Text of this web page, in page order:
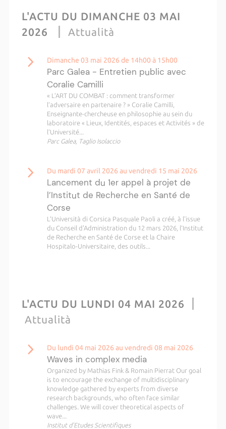
L'ACTU DU DIMANCHE 03 MAI
2026
Attualità
Dimanche 03 mai 2026 de 14h00 à 15h00
Parc Galea - Entretien public avec
Coralie Camilli
« L’ART DU COMBAT : comment transformer
l’adversaire en partenaire ? » Coralie Camilli,
Enseignante-chercheuse en philosophie au sein du
laboratoire « Lieux, Identités, espaces et Activités » de
l’Université...
Parc Galea, Taglio Isolaccio
Du mardi 07 avril 2026 au vendredi 15 mai 2026
Lancement du 1er appel à projet de
l’Institut de Recherche en Santé de
Corse
L’Università di Corsica Pasquale Paoli a créé, à l'issue
du Conseil d'Administration du 12 mars 2026, l’Institut
de Recherche en Santé de Corse et la Chaire
Hospitalo-Universitaire, des outils...
L'ACTU DU LUNDI 04 MAI 2026
Attualità
Du lundi 04 mai 2026 au vendredi 08 mai 2026
Waves in complex media
Organized by Mathias Fink & Romain Pierrat Our goal
is to encourage the exchange of multidisciplinary
knowledge gathered by experts from diverse
research backgrounds, who often face similar
challenges. We will cover theoretical aspects of
wave...
Institut d'Etudes Scientifiques